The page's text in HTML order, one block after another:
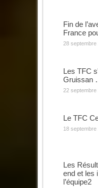
Fin de
France
28 septembre
Les TFC
Gruissan
22 septembre
Le TFC
18 septembre
Les
end et les
l’équipe2